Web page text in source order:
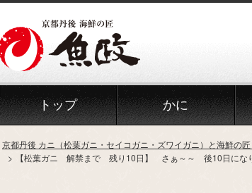
トップ かに
京都丹後 カニ（松葉ガニ・セイコガニ・ズワイガニ）と海鮮の匠
【松葉ガニ 解禁まで 残り10日】 さぁ～～ 後10日にな